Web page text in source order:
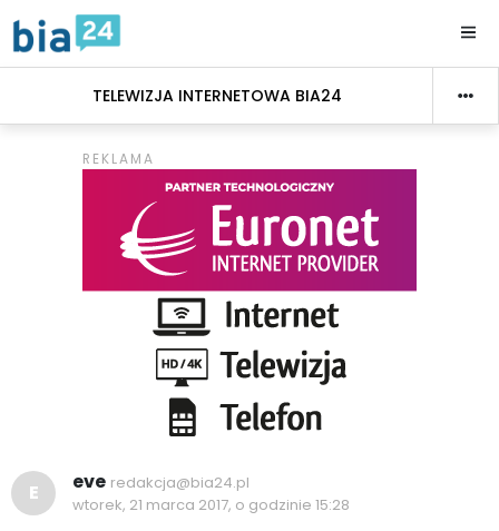
TELEWIZJA INTERNETOWA BIA24
E eve redakcja@bia24.pl
wtorek, 21 marca 2017, o godzinie 15:28